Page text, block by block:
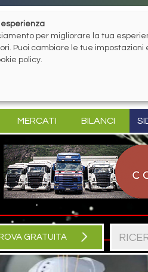
MERCATI BILANCI
GRATUITA
per migliorare la tua
Puoi cambiare le tue
policy.